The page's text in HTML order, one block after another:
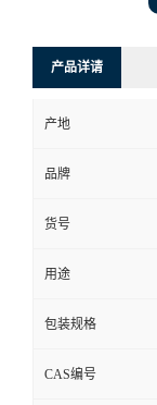
产品详请
产地
品牌
货号
用途
包装规格
CAS编号